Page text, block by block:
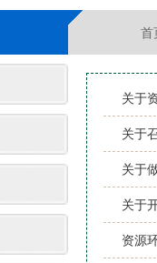
首
关于
关于
关于
关于
资源